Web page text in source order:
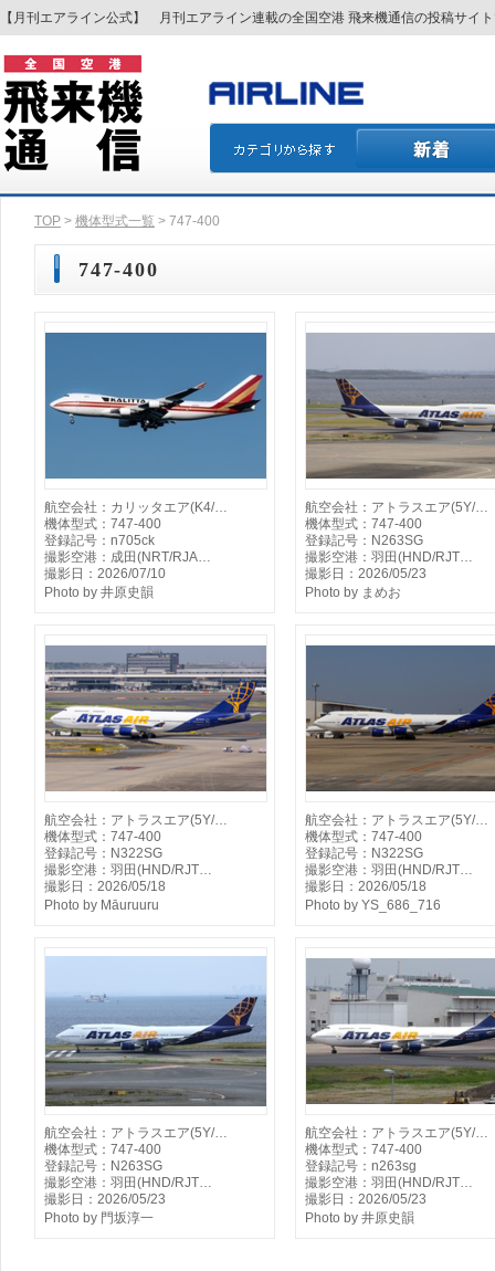
【月刊エアライン公式】 月刊エアライン連載の全国空港 飛来機通信の投稿サイ
TOP > 機体型式一覧 > 747-400
747-400
航空会社：カリッタエア(K4/…
機体型式：747-400
登録記号：n705ck
撮影空港：成田(NRT/RJA…
撮影日：2026/07/10
Photo by 井原史韻
航空会社：アトラスエア(5Y/…
機体型式：747-400
登録記号：N263SG
撮影空港：羽田(HND/RJT…
撮影日：2026/05/23
Photo by まめお
航空会社：アトラスエア(5Y/…
機体型式：747-400
登録記号：N322SG
撮影空港：羽田(HND/RJT…
撮影日：2026/05/18
Photo by Māuruuru
航空会社：アトラスエア(5Y/…
機体型式：747-400
登録記号：N322SG
撮影空港：羽田(HND/RJT…
撮影日：2026/05/18
Photo by YS_686_716
航空会社：アトラスエア(5Y/…
機体型式：747-400
登録記号：N263SG
撮影空港：羽田(HND/RJT…
撮影日：2026/05/23
Photo by 門坂淳一
航空会社：アトラスエア(5Y/…
機体型式：747-400
登録記号：n263sg
撮影空港：羽田(HND/RJT…
撮影日：2026/05/23
Photo by 井原史韻